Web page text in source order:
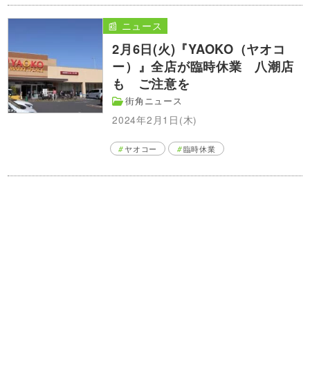
2月6日(火)『YAOKO（ヤオコ
ー）』全店が臨時休業 八潮店
も ご注意を
街角ニュース
2024年2月1日(木)
📰 ニュース
ヤオコー 臨時休業